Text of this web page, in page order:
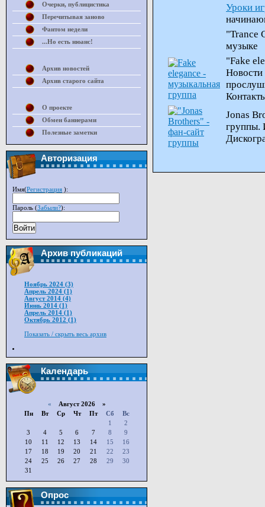
Уроки
"Trance
музыке
"Fake
Jonas
группы.
Очерки, публицистика
Перечитывая заново
Фантом недели
...Но есть нюанс!
Архив новостей
Архив старого сайта
О проекте
Обмен баннерами
Полезные заметки
Авторизация
Имя(Регистрация ):
Пароль (Забыли?):
Войти
Архив публикаций
Ноябрь 2024 (3)
Апрель 2024 (1)
Август 2014 (4)
Июнь 2014 (1)
Апрель 2014 (1)
Октябрь 2012 (1)
Показать / скрыть весь архив
Календарь
« Август 2026 »
Пн
Вт Ср Чт Пт Сб
Вс
1
2
3
4 5 6 7 8
9
10
11 12 13 14 15
16
17
18 19 20 21 22
23
24
25 26 27 28 29
30
31
Опрос